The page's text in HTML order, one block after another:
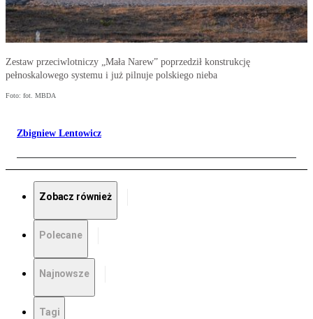
Zestaw przeciwlotniczy „Mała Narew” poprzedził konstrukcję
pełnoskalowego systemu i już pilnuje polskiego nieba
Foto: fot. MBDA
Zbigniew Lentowicz
Zobacz również
Polecane
Najnowsze
Tagi